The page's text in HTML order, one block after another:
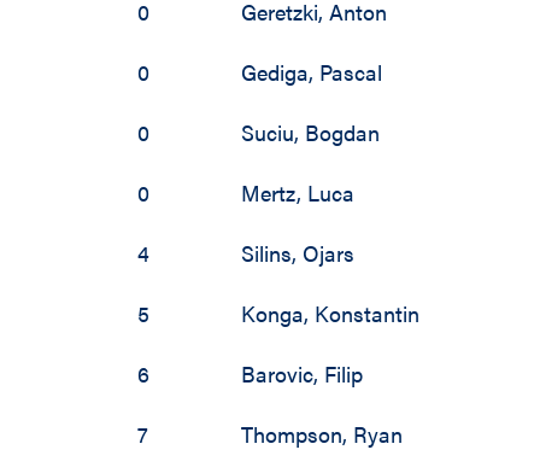
2001 / 2002
0
Geretzki,Anton
0
Gediga, Pascal
0
Suciu, Bogdan
0
Mertz, Luca
4
Silins, Ojars
5
Konga, Konstantin
6
Barovic, Filip
7
Thompson, Ryan